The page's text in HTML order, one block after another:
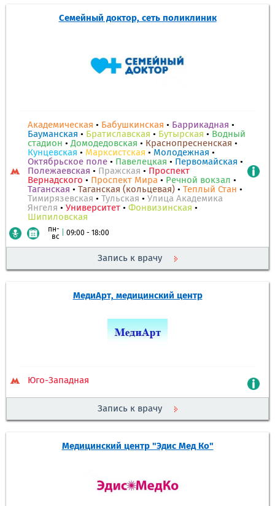
Семейный доктор, сеть поликлиник
Академическая • Бабушкинская • Баррикадная •
Бауманская • Братиславская • Бутырская • Водный
стадион •Домодедовская • Краснопресненская •
Кунцевская • Марксистская • Молодежная •
Октябрьское поле • Павелецкая • Первомайская •
Полежаевская • Пражская • Проспект
Вернадского • Проспект Мира • Речной вокзал •
Таганская • Таганская (кольцевая) • Теплый Стан •
Тимирязевская • Тульская • Улица Академика
Янгеля • Университет • Фонвизинская •
Шипиловская
пн-
вс
09:00 - 18:00
Запись к врачу
МедиАрт, медицинский центр
Юго-Западная
Запись к врачу
Медицинский центр "Эдис Мед Ко"